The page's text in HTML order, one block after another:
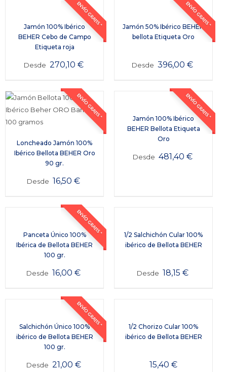
ENVÍO GRATIS *
Jamón 100% Ibérico
BEHER Cebo de Campo
Etiqueta roja
Desde 270,10 €
ENVÍO GRATIS *
Jamón 50% Ibérico BEHER
bellota Etiqueta Oro
Desde 396,00€
ENVÍO GRATIS *
Loncheado Jamón 100%
Ibérico Bellota BEHER Oro
90 gr.
Desde 16,50€
ENVÍO GRATIS *
Jamón 100% Ibérico
BEHER Bellota Etiqueta
Oro
Desde 481,40 €
ENVÍO GRATIS *
Panceta Único 100%
Ibérica de Bellota BEHER
100 gr.
Desde 16,00€
1/2 Salchichón Cular 100%
ibérico de Bellota BEHER
Desde 18,15 €
ENVÍO GRATIS *
Salchichón Único 100%
ibérico de Bellota BEHER
100 gr.
Desde 21,00 €
1/2 Chorizo Cular 100%
ibérico de Bellota BEHER
15,40€